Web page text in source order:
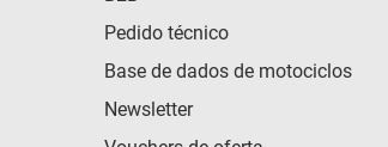
Pedido técnico
Base de dados de motociclos
Newsletter